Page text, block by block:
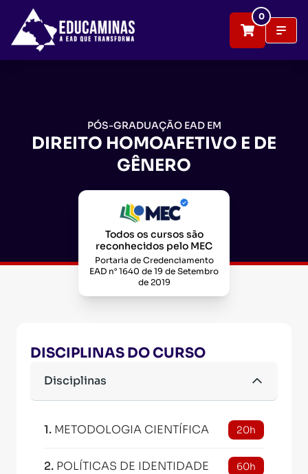
0
PÓS-GRADUAÇÃO EAD EM
DIREITO HOMOAFETIVO E DE
GÊNERO
Todos os cursos são
reconhecidos pelo MEC
Portaria de Credenciamento
EAD n° 1640 de 19 de Setembro
de 2019
DISCIPLINAS DO CURSO
Disciplinas
1. METODOLOGIA CIENTÍFICA 20h
2. POLÍTICAS DE IDENTIDADE 60h